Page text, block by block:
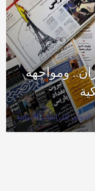
ومواجهة
الدولي للدراسات الإيرانية